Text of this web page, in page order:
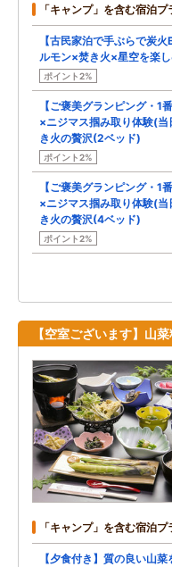
「キャンプ」を含む宿泊プ
【古民家泊で手ぶらで炭
ルモン×焚き火×星空を楽
ポイント2%
【ご褒美グランピング・1
×ニジマス掴み取り体験(
き火の贅沢(2ベッド)
ポイント2%
【ご褒美グランピング・1
×ニジマス掴み取り体験(
き火の贅沢(4ベッド)
ポイント2%
【空室ございます】山
「キャンプ」を含む宿泊プ
【夕食付き】質の良い山